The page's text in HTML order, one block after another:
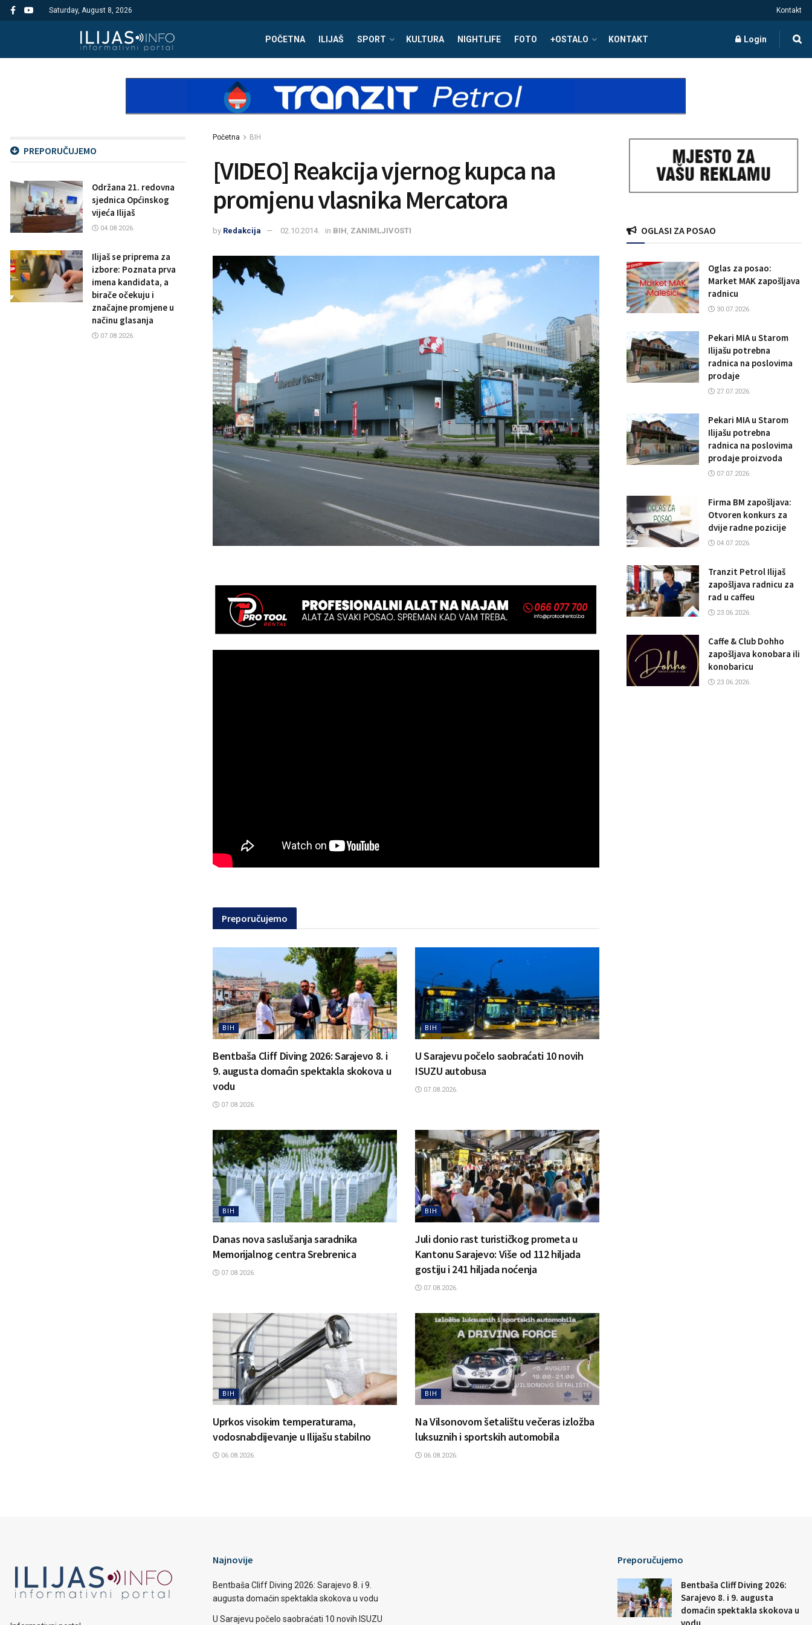
Saturday, August 8, 2026 Kontakt
POČETNA ILIJAŠ SPORT KULTURA NIGHTLIFE FOTO +OSTALO KONTAKT Login
Početna BIH
[VIDEO] Reakcija vjernog kupca na
promjenu vlasnika Mercatora
by Redakcija 02.10.2014. in BIH ZANIMLJIVOSTI
Preporučujemo
BIH
Bentbaša Cliff Diving 2026: Sarajevo 8. i
9. augusta domaćin spektakla skokova u
vodu
07.08.2026.
BIH
U Sarajevu počelo saobraćati 10 novih
ISUZU autobusa
07.08.2026.
BIH
Danas nova saslušanja saradnika
Memorijalnog centra Srebrenica
07.08.2026.
BIH
Juli donio rast turističkog prometa u
Kantonu Sarajevo: Više od 112 hiljada
gostiju i 241 hiljada noćenja
07.08.2026.
BIH
Uprkos visokim temperaturama,
vodosnabdijevanje u Ilijašu stabilno
06.08.2026.
BIH
Na Vilsonovom šetalištu večeras izložba
luksuznih i sportskih automobila
06.08.2026.
PREPORUČUJEMO
Održana 21. redovna
sjednica Općinskog
vijeća Ilijaš
04.08.2026.
Ilijaš se priprema za
izbore: Poznata prva
imena kandidata, a
birače očekuju i
značajne promjene u
načinu glasanja
07.08.2026.
OGLASI ZA POSAO
Oglas za posao:
Market MAK zapošljava
radnicu
30.07.2026.
Pekari MIA u Starom
Ilijašu potrebna
radnica na poslovima
prodaje
27.07.2026.
Pekari MIA u Starom
Ilijašu potrebna
radnica na poslovima
prodaje proizvoda
07.07.2026.
Firma BM zapošljava:
Otvoren konkurs za
dvije radne pozicije
04.07.2026.
Tranzit Petrol Ilijaš
zapošljava radnicu za
rad u caffeu
23.06.2026.
Caffe & Club Dohho
zapošljava konobara ili
konobaricu
23.06.2026.
Najnovije
Bentbaša Cliff Diving 2026: Sarajevo 8. i 9.
augusta domaćin spektakla skokova u vodu
U Sarajevu počelo saobraćati 10 novih ISUZU
Preporučujemo
Bentbaša Cliff Diving 2026:
Sarajevo 8. i 9. augusta
domaćin spektakla skokova u